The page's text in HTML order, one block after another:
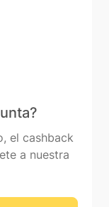
el cashback
a nuestra